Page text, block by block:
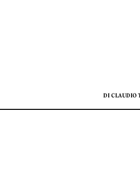
DI CLAUDIO